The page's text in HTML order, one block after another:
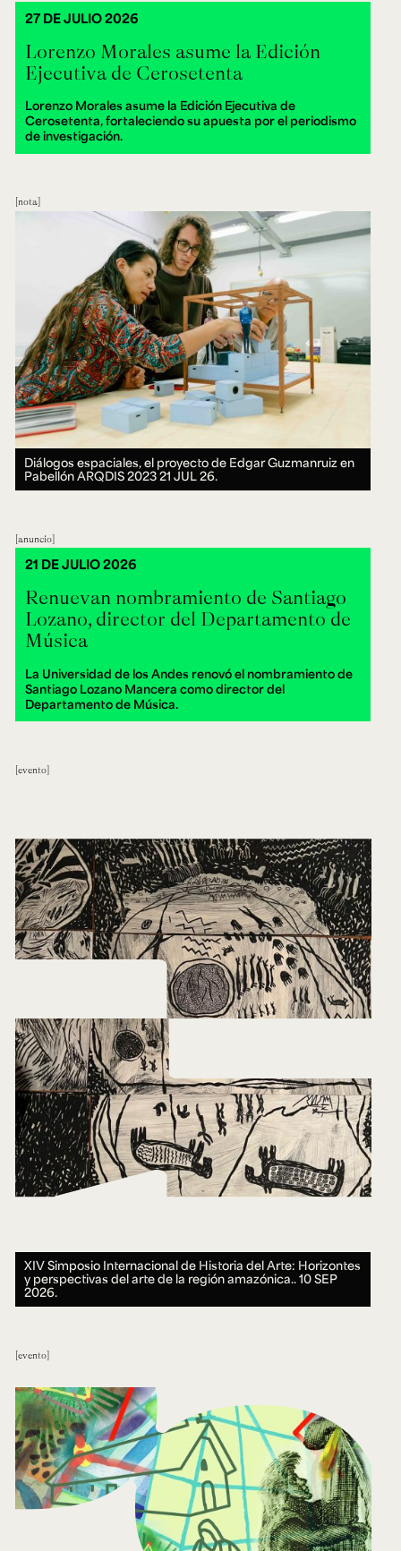
Lorenzo Morales asume la Edición
Ejecutiva de Cerosetenta
Lorenzo Morales asume la Edición Ejecutiva de
Cerosetenta, fortaleciendo su apuesta por el periodismo
de investigación.
27 DE JULIO 2026
nota
Diálogos espaciales, el proyecto de Edgar Guzmanruiz en
Pabellón ARQDIS 202321 JUL 26.
anuncio
Renuevan nombramiento de Santiago
Lozano, director del Departamento de
Música
La Universidad de los Andes renovó el nombramiento de
Santiago Lozano Mancera como director del
Departamento de Música.
21 DE JULIO 2026
evento
XIV Simposio Internacional de Historia del Arte: Horizontes
y perspectivas del arte de la región amazónica..10 SEP
2026.
evento